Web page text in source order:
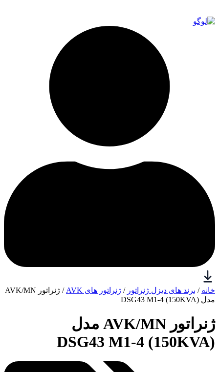
خانه / برند های دیزل ژنراتور / ژنراتور های AVK
/ ژنراتور AVK/MN
مدل (150KVA) DSG43 M1-4
ژنراتور AVK/MN مدل
(150KVA) DSG43 M1-4